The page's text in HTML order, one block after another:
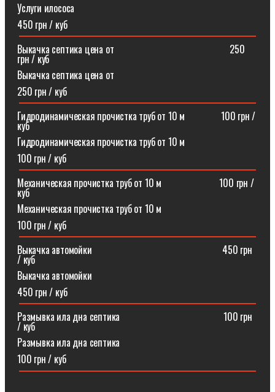
Услуги илососа
450 грн / куб
Выкачка септика цена от⠀⠀⠀⠀⠀⠀⠀⠀⠀⠀⠀⠀⠀⠀⠀⠀250
грн / куб
Выкачка септика цена от
250 грн / куб
Гидродинамическая прочистка труб от 10 м⠀⠀⠀⠀⠀100 грн /
куб
Гидродинамическая прочистка труб от 10 м
100 грн / куб
Механическая прочистка труб от 10 м⠀⠀⠀⠀⠀⠀⠀⠀100 грн /
куб
Механическая прочистка труб от 10 м
100 грн / куб
Выкачка автомойки⠀⠀⠀⠀⠀⠀⠀⠀⠀⠀⠀⠀⠀⠀⠀⠀⠀⠀450 грн
/ куб
Выкачка автомойки
450 грн / куб
Размывка ила дна септика ⠀⠀⠀⠀⠀⠀⠀⠀⠀⠀⠀⠀⠀⠀100 грн
/ куб
Размывка ила дна септика
100 грн / куб